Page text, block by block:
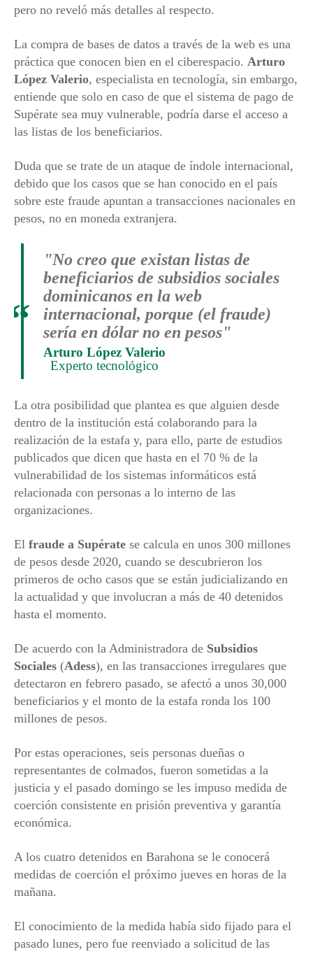
pero no reveló más detalles al respecto.
La compra de bases de datos a través de la web es una
práctica que conocen bien en el ciberespacio. Arturo
López Valerio, especialista en tecnología, sin embargo,
entiende que solo en caso de que el sistema de pago de
Supérate sea muy vulnerable, podría darse el acceso a
las listas de los beneficiarios.
Duda que se trate de un ataque de índole internacional,
debido que los casos que se han conocido en el país
sobre este fraude apuntan a transacciones nacionales en
pesos, no en moneda extranjera.
"No creo que existan listas de
beneficiarios de subsidios sociales
dominicanos en la web
internacional, porque (el fraude)
sería en dólar no en pesos"
Arturo López Valerio
Experto tecnológico
“
La otra posibilidad que plantea es que alguien desde
dentro de la institución está colaborando para la
realización de la estafa y, para ello, parte de estudios
publicados que dicen que hasta en el 70 % de la
vulnerabilidad de los sistemas informáticos está
relacionada con personas a lo interno de las
organizaciones.
El fraude a Supérate se calcula en unos 300 millones
de pesos desde 2020, cuando se descubrieron los
primeros de ocho casos que se están judicializando en
la actualidad y que involucran a más de 40 detenidos
hasta el momento.
De acuerdo con la Administradora de Subsidios
Sociales (Adess), en las transacciones irregulares que
detectaron en febrero pasado, se afectó a unos 30,000
beneficiarios y el monto de la estafa ronda los 100
millones de pesos.
Por estas operaciones, seis personas dueñas o
representantes de colmados, fueron sometidas a la
justicia y el pasado domingo se les impuso medida de
coerción consistente en prisión preventiva y garantía
económica.
A los cuatro detenidos en Barahona se le conocerá
medidas de coerción el próximo jueves en horas de la
mañana.
El conocimiento de la medida había sido fijado para el
pasado lunes, pero fue reenviado a solicitud de las